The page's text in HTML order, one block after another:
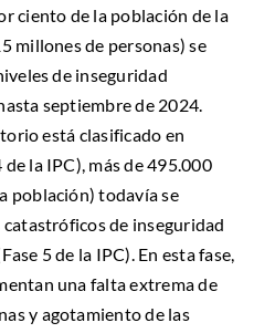
ciento de la población de la
millones de personas) se
de inseguridad
septiembre de 2024.
está clasificado en
de la IPC), más de 495.000
población) todavía se
de inseguridad
5 de la IPC). En esta fase,
una falta extrema de
y agotamiento de las